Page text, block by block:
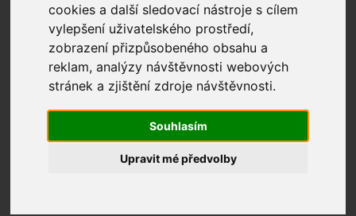
cookies a další sledovací nástroje s cílem
vylepšení uživatelského prostředí,
zobrazení přizpůsobeného obsahu a
reklam, analýzy návštěvnosti webových
stránek a zjištění zdroje návštěvnosti.
Souhlasím
Upravit mé předvolby